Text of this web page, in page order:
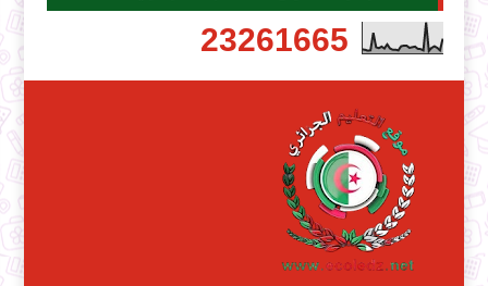
23261665